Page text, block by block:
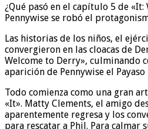
¿Qué pasó en el capítulo 5 de «It:
Pennywise se robó el
Las historias de los niños, el
convergieron en las cloacas de
Welcome to Derry», culminando
aparición de Pennywise el
Todo comienza como una gran
«It». Matty Clements, el amigo
aparentemente regresa y los
para rescatar a Phil. Para calmar